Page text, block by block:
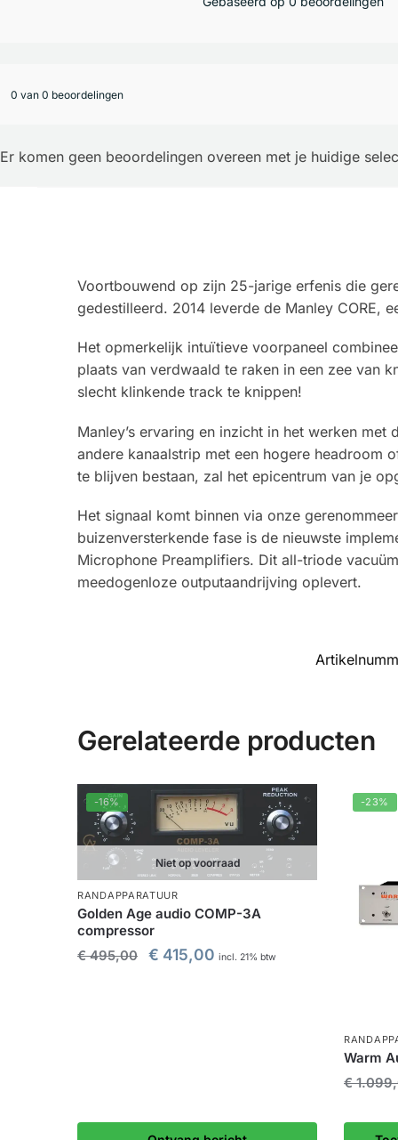
0 van 0 beoordelingen
Er komen geen beoordelingen overeen met je huidige
Voortbouwend op zijn 25-jarige erfenis die
gedestilleerd. 2014 leverde de Manley CORE,
Het opmerkelijk intuïtieve voorpaneel
plaats van verdwaald te raken in een zee van
slecht klinkende track te knippen!
Manley’s ervaring en inzicht in het werken
andere kanaalstrip met een hogere headroom
te blijven bestaan, zal het epicentrum van je
Het signaal komt binnen via onze
buizenversterkende fase is de nieuwste
Microphone Preamplifiers. Dit all-triode
meedogenloze outputaandrijving oplevert.
Gerelateerde producten
-16%
Niet op voorraad
RANDAPPARATUUR
Golden Age audio COMP-3A
compressor
€495,00 € 415,00 incl. 21% btw
-23%
Warm
€